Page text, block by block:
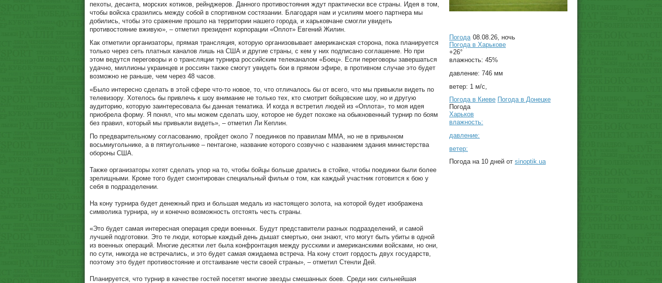
пехоты, десанта, морских котиков, рейнджеров. Данного противостояния ждут практически все страны. Идея в том,
чтобы войска сразились между собой в спортивном состязании. Благодаря нам и усилиям моего партнера мы
добились, чтобы это сражение прошло на территории нашего города, и харьковчане смогли увидеть
противостояние вживую», – отметил президент корпорации «Оплот» Евгений Жилин.
Как отметили организаторы, прямая трансляция, которую организовывает американская сторона, пока планируется
только через сеть платных каналов лишь на США и другие страны, с кем у них подписано соглашение. Но при
этом ведутся переговоры и о трансляции турнира российским телеканалом «Боец». Если переговоры завершаться
удачно, миллионы украинцев и россиян также смогут увидеть бои в прямом эфире, в противном случае это будет
возможно не раньше, чем через 48 часов.
«Было интересно сделать в этой сфере что-то новое, то, что отличалось бы от всего, что мы привыкли видеть по
телевизору. Хотелось бы привлечь к шоу внимание не только тех, кто смотрит бойцовские шоу, но и другую
аудиторию, которую заинтересовала бы данная тематика. И когда я встретил людей из «Оплота», то моя идея
приобрела форму. Я понял, что мы можем сделать шоу, которое не будет похоже на обыкновенный турнир по боям
без правил, который мы привыкли видеть», – отметил Ли Кеплин.
По предварительному согласованию, пройдет около 7 поединков по правилам ММА, но не в привычном
восьмиугольнике, а в пятиугольнике – пентагоне, название которого созвучно с названием здания министерства
обороны США.
Также организаторы хотят сделать упор на то, чтобы бойцы больше дрались в стойке, чтобы поединки были более
зрелищными. Кроме того будет смонтирован специальный фильм о том, как каждый участник готовится к бою у
себя в подразделении.
На кону турнира будет денежный приз и большая медаль из настоящего золота, на которой будет изображена
символика турнира, ну и конечно возможность отстоять честь страны.
«Это будет самая интересная операция среди военных. Будут представители разных подразделений, и самой
лучшей подготовки. Это те люди, которые каждый день дышат смертью, они знают, что могут быть убиты в одной
из военных операций. Многие десятки лет была конфронтация между русскими и американскими войсками, но они,
по сути, никогда не встречались, и это будет самая ожидаема встреча. На кону стоит гордость двух государств,
поэтому это будет противостояние и отстаивание чести своей страны», – отметил Стенли Дей.
Планируется, что турнир в качестве гостей посетят многие звезды смешанных боев. Среди них сильнейшая
Погода 08.08.26, ночь
Погода в Харькове
+26°
влажность: 45%
давление: 746 мм
ветер: 1 м/с,
Погода в Киеве Погода в Донецке
Погода
Харьков
влажность:
давление:
ветер:
Погода на 10 дней от sinoptik.ua